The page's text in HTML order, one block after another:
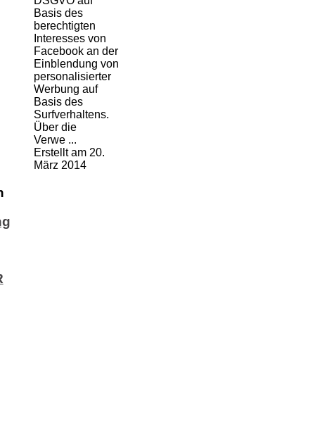
Basis des
berechtigten
Interesses von
Facebook an der
Einblendung von
personal isierter
Werbung auf
Basis des
Surfverhaltens.
Über die
Verwe ...
Erstellt am 20.
März 2014